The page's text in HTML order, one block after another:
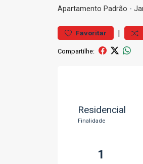
Apartamento Padrão -
Favoritar |
Compartilhe:
Residencial
Finalidade
1